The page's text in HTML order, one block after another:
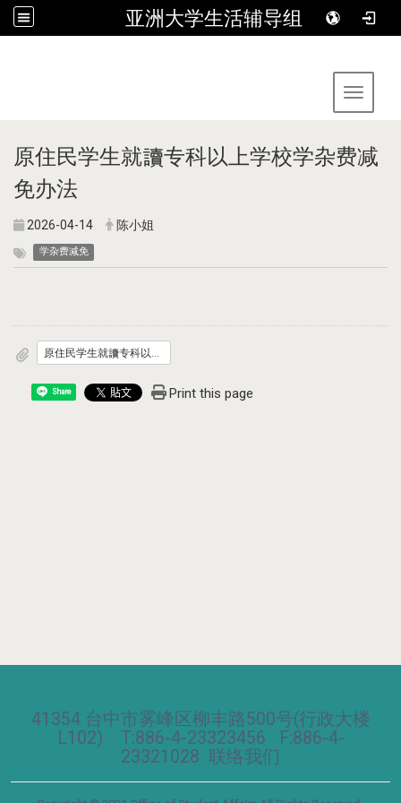
亚洲大学生活辅导组
Toggle
原住民学生就讀专科以上学校学杂费减
免办法
2026-04-14 陈小姐
学杂费减免
Share Print this page
41354 台中市雾峰区柳丰路500号(行政大楼
L102) T:886-4-23323456 F:886-4-
23321028 联络我们